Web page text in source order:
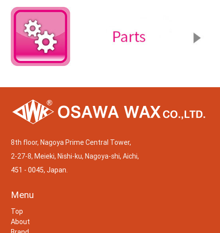
8th floor, Nagoya Prime Central Tower,
2-27-8, Meieki, Nishi-ku, Nagoya-shi, Aichi,
451 - 0045, Japan.
Menu
Top
About